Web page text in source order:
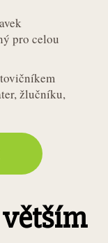
pro celou
žlučníku,